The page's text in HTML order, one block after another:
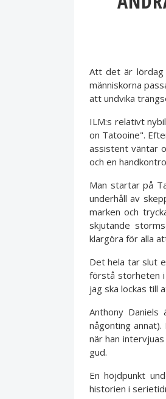
Att det är
människorna
att undvika
ILM:s relativt
on Tatooine".
assistent väntar
och en
Man startar på
underhåll av
marken och
skjutande
klargöra för alla
Det hela tar slut
förstå storheten i
jag ska lockas till
Anthony
någonting
när han
gud.
En höjdpunkt
historien i